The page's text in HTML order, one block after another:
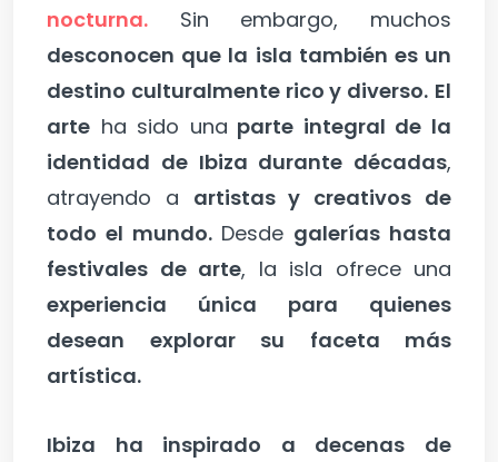
nocturna. Sin embargo, muchos
desconocen que la isla también es un
destino culturalmente rico y diverso. El
arte ha sido una parte integral de la
identidad de Ibiza durante décadas,
atrayendo a artistas y creativos de
todo el mundo.Desde galerías hasta
festivales de arte, la isla ofrece una
experiencia única para quienes
desean explorar su faceta más
artística.
Ibiza ha inspirado a decenas de